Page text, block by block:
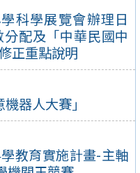
科學展覽會辦理日
配及「中華民國中
正重點說明
器人大賽」
教育實施計畫-主軸